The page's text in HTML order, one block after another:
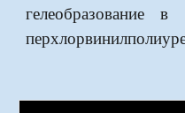
гелеобразование в